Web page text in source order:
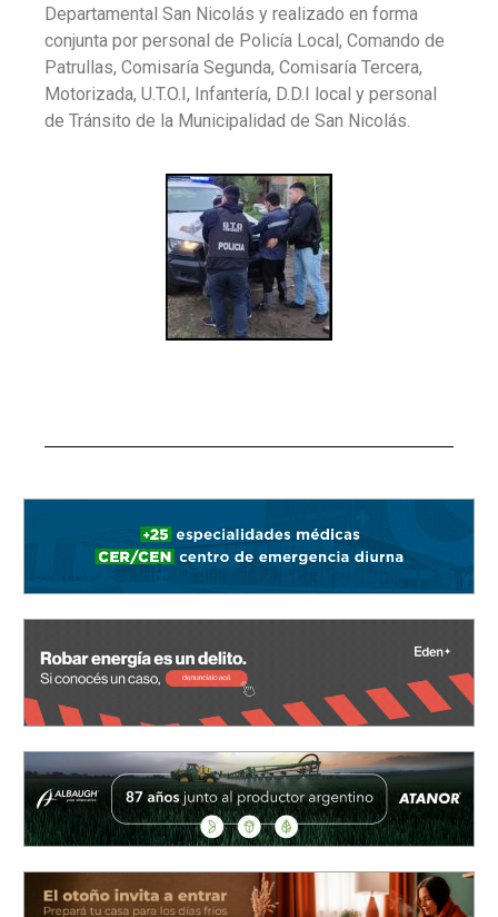
Departamental San Nicolás y realizado en forma
conjunta por personal de Policía Local, Comando de
Patrullas, Comisaría Segunda, Comisaría Tercera,
Motorizada, U.T.O.I, Infantería, D.D.I local y personal
de Tránsito de la Municipalidad de San Nicolás.